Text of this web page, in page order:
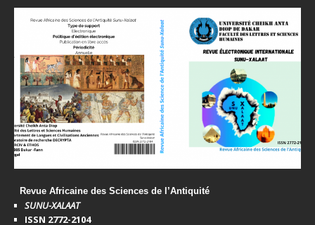
Revue Africaine des Sciences de l’Antiquité
SUNU-XALAAT
ISSN 2772-2104